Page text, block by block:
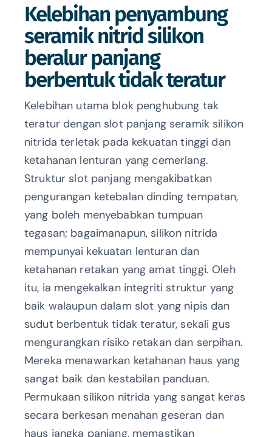
Kelebihan penyambung
seramik nitrid silikon
beralur panjang
berbentuk tidak teratur
Kelebihan utama blok penghubung tak
teratur dengan slot panjang seramik silikon
nitrida terletak pada kekuatan tinggi dan
ketahanan lenturan yang cemerlang.
Struktur slot panjang mengakibatkan
pengurangan ketebalan dinding tempatan,
yang boleh menyebabkan tumpuan
tegasan; bagaimanapun, silikon nitrida
mempunyai kekuatan lenturan dan
ketahanan retakan yang amat tinggi. Oleh
itu, ia mengekalkan integriti struktur yang
baik walaupun dalam slot yang nipis dan
sudut berbentuk tidak teratur, sekali gus
mengurangkan risiko retakan dan serpihan.
Mereka menawarkan ketahanan haus yang
sangat baik dan kestabilan panduan.
Permukaan silikon nitrida yang sangat keras
secara berkesan menahan geseran dan
haus jangka panjang, memastikan